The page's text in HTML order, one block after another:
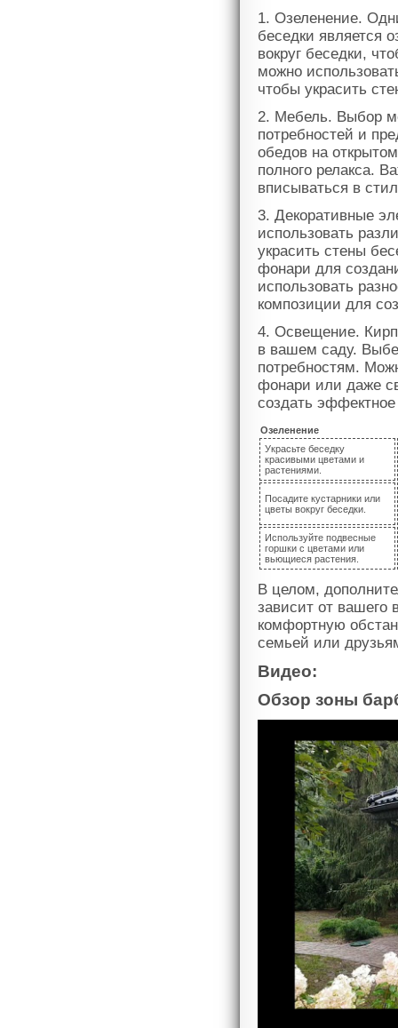
1. Озеленение.
беседки является
вокруг беседки,
можно
чтобы украсить
2. Мебель. Выбор
потребностей и
обедов на
полного релакса.
вписываться в
3. Декоративные
использовать
украсить стены
фонари для
использовать
композиции для
4. Освещение.
в вашем саду.
потребностям.
фонари или даже
создать
Озеленение
Украсьте беседку
красивыми цветами и
растениями.
Посадите кустарники или
цветы вокруг беседки.
Используйте подвесные
горшки с цветами или
вьющиеся растения.
В целом,
зависит от вашего
комфортную
семьей или
Видео:
Обзор зоны